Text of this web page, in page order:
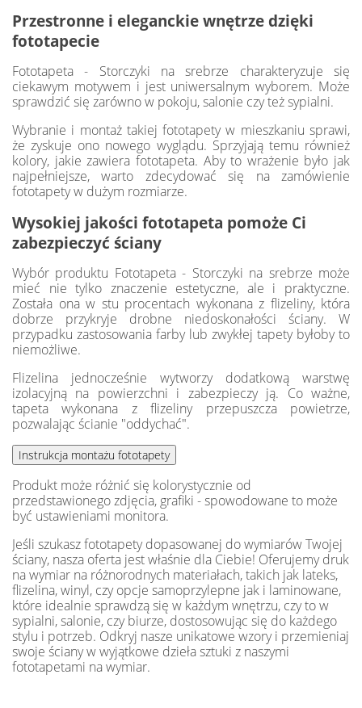
Przestronne i eleganckie wnętrze dzięki
fototapecie
Fototapeta - Storczyki na srebrze charakteryzuje się
ciekawym motywem i jest uniwersalnym wyborem. Może
sprawdzić się zarówno w pokoju, salonie czy też sypialni.
Wybranie i montaż takiej fototapety w mieszkaniu sprawi,
że zyskuje ono nowego wyglądu. Sprzyjają temu również
kolory, jakie zawiera fototapeta. Aby to wrażenie było jak
najpełniejsze, warto zdecydować się na zamówienie
fototapety w dużym rozmiarze.
Wysokiej jakości fototapeta pomoże Ci
zabezpieczyć ściany
Wybór produktu Fototapeta - Storczyki na srebrze może
mieć nie tylko znaczenie estetyczne, ale i praktyczne.
Została ona w stu procentach wykonana z flizeliny, która
dobrze przykryje drobne niedoskonałości ściany. W
przypadku zastosowania farby lub zwykłej tapety byłoby to
niemożliwe.
Flizelina jednocześnie wytworzy dodatkową warstwę
izolacyjną na powierzchni i zabezpieczy ją. Co ważne,
tapeta wykonana z flizeliny przepuszcza powietrze,
pozwalając ścianie "oddychać".
Produkt może różnić się kolorystycznie od
przedstawionego zdjęcia, grafiki - spowodowane to może
być ustawieniami monitora.
Jeśli szukasz fototapety dopasowanej do wymiarów Twojej
ściany, nasza oferta jest właśnie dla Ciebie! Oferujemy druk
na wymiar na różnorodnych materiałach, takich jak lateks,
flizelina, winyl, czy opcje samoprzylepne jak i laminowane,
które idealnie sprawdzą się w każdym wnętrzu, czy to w
sypialni, salonie, czy biurze, dostosowując się do każdego
stylu i potrzeb. Odkryj nasze unikatowe wzory i przemieniaj
swoje ściany w wyjątkowe dzieła sztuki z naszymi
fototapetami na wymiar.